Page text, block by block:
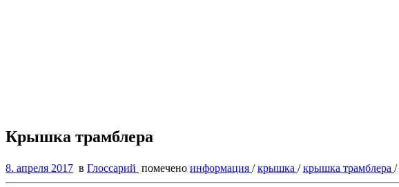
Крышка трамблера
8. апреля 2017 в Глоссарий помечено информация /крышка /крышка трамблера /